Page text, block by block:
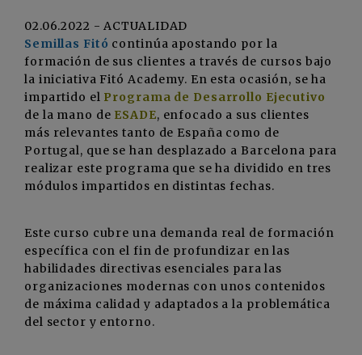
02.06.2022 - ACTUALIDAD
Semillas Fitó continúa apostando por la
formación de sus clientes a través de cursos bajo
la iniciativa Fitó Academy. En esta ocasión, se ha
impartido el Programa de Desarrollo Ejecutivo
de la mano de ESADE, enfocado a sus clientes
más relevantes tanto de España como de
Portugal, que se han desplazado a Barcelona para
realizar este programa que se ha dividido en tres
módulos impartidos en distintas fechas.
Este curso cubre una demanda real de formación
específica con el fin de profundizar en las
habilidades directivas esenciales para las
organizaciones modernas con unos contenidos
de máxima calidad y adaptados a la problemática
del sector y entorno.